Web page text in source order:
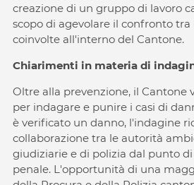
creazione di un gruppo di lavoro
scopo di agevolare il confronto
coinvolte all'interno del Cantone.
Chiarimenti in materia di
Oltre alla prevenzione, il Cantone
per indagare e punire i casi di
è verificato un danno, l'indagine
collaborazione tra le autorità
giudiziarie e di polizia dal punto
penale. L'opportunità di una